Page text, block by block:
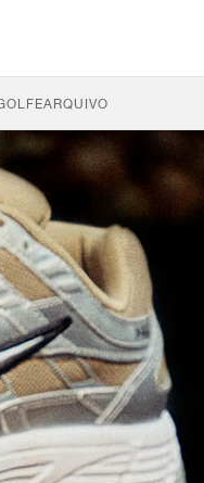
ARQUIVO